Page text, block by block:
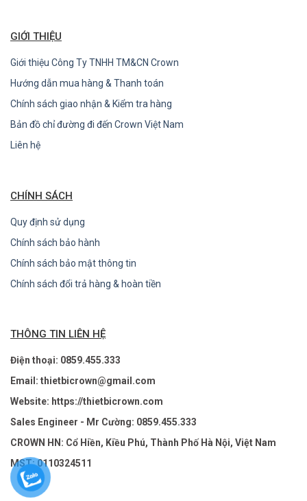
GIỚI THIỆU
Giới thiệu Công Ty TNHH TM&CN Crown
Hướng dẫn mua hàng & Thanh toán
Chính sách giao nhận & Kiểm tra hàng
Bản đồ chỉ đường đi đến Crown Việt Nam
Liên hệ
CHÍNH SÁCH
Quy định sử dụng
Chính sách bảo hành
Chính sách bảo mật thông tin
Chính sách đổi trả hàng & hoàn tiền
THÔNG TIN LIÊN HỆ
Điện thoại: 0859.455.333
Email: thietbicrown@gmail.com
Website: https://thietbicrown.com
Sales Engineer - Mr Cường: 0859.455.333
CROWN HN: Cổ Hiền, Kiều Phú, Thành Phố Hà Nội, Việt Nam
MST: 0110324511